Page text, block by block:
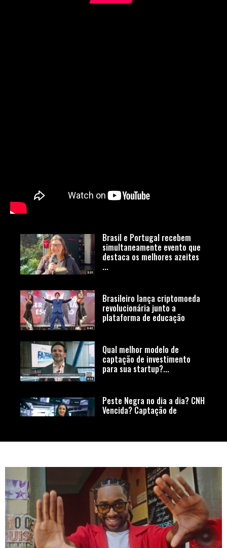
Brasil e Portugal recebem
simultaneamente evento que
destaca os melhores azeites
...
Brasileiro lança criptomoeda
revolucionária junto a
plataforma de educação
Qual melhor modelo de
captação de investimento
para sua startup?...
Peste Negra no dia a dia? CNH
Vencida? Captação de
investimento para sua
de publicitários em relação a
profissão
Roubaram meu celular, o que
fazer? Skin Cycling, conheça
essa tendência